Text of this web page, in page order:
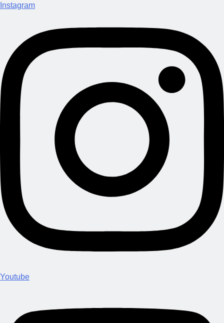
Instagram
Youtube